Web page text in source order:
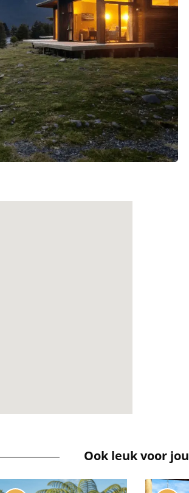
Ook leuk voor jou